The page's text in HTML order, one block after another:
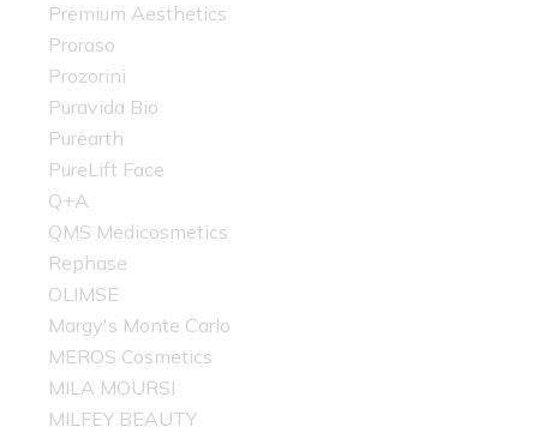
Premium Aesthetics
Proraso
Prozorini
Puravida Bio
Purearth
PureLift Face
Q+A
QMS Medicosmetics
Rephase
OLIMSE
Margy's Monte Carlo
MEROS Cosmetics
MILA MOURSI
MILFEY BEAUTY